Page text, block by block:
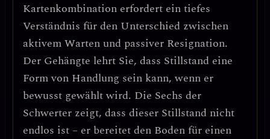
Kartenkombination erfordert eintiefes
Verständnis für den Unterschied zwischen
aktivem Warten und passiver Resignation.
Der Gehängte lehrt Sie, dass Stillstand eine
Form von Handlung sein kann, wenn er
bewusst gewählt wird. Die Sechs der
Schwerter zeigt, dass dieser Stillstand nicht
endlos ist – er bereitet den Boden für einen